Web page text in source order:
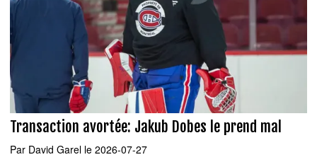
Transaction avortée: Jakub Dobes le prend mal
Par David Garel le 2026-07-27